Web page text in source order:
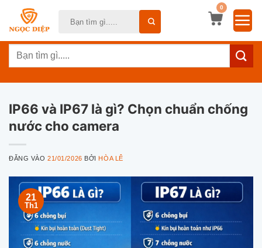
dung
0
Tìm
IP66 và IP67 là gì? Chọn chuẩn chống
nước cho camera
ĐĂNG VÀO21/01/2026 BỞIHÒA LÊ
21
Th1